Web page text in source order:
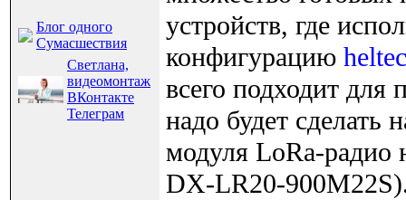
Блог одного
Сумасшествия
Светлана,
видеомонтаж
ВКонтакте
Телеграм
устройств, где
конфигурацию
всего подходит
надо будет сделать
модуля LoRa-радио
DX-LR20-